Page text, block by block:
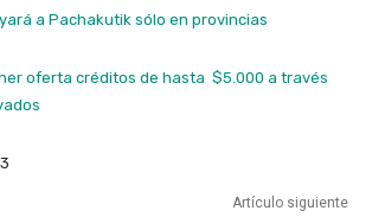
a Pachakutik sólo en provincias
oferta créditos de hasta $5.000 a través
Artículo siguiente